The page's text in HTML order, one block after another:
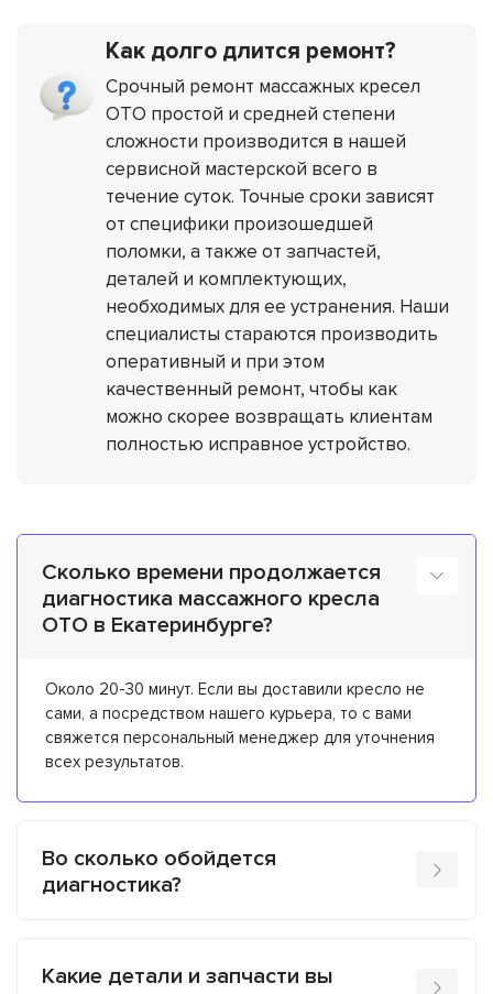
Как долго длится ремонт?
Срочный ремонт массажных кресел
OTO простой и средней степени
сложности производится в нашей
сервисной мастерской всего в
течение суток. Точные сроки зависят
от специфики произошедшей
поломки, а также от запчастей,
деталей и комплектующих,
необходимых для ее устранения. Наши
специалисты стараются производить
оперативный и при этом
качественный ремонт, чтобы как
можно скорее возвращать клиентам
полностью исправное устройство.
Сколько времени продолжается
диагностика массажного кресла
OTO в Екатеринбурге?
Около 20-30 минут. Если вы доставили кресло не
сами, а посредством нашего курьера, то с вами
свяжется персональный менеджер для уточнения
всех результатов.
Во сколько обойдется
диагностика?
Какие детали и запчасти вы